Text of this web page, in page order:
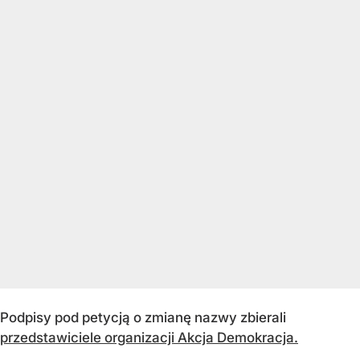
Podpisy pod petycją o zmianę nazwy zbierali
przedstawiciele organizacji Akcja Demokracja.